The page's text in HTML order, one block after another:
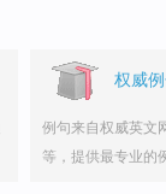
权威
例句来自权威英文
等，提供最专业的